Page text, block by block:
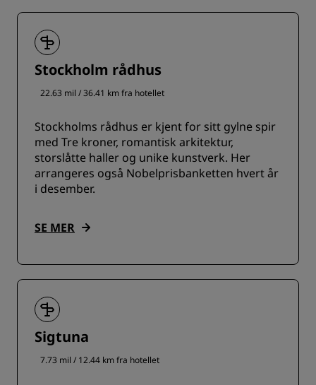
Stockholm rådhus
22.63 mil / 36.41 km fra hotellet
Stockholms rådhus er kjent for sitt gylne spir
med Tre kroner, romantisk arkitektur,
storslåtte haller og unike kunstverk. Her
arrangeres også Nobelprisbanketten hvert år
i desember.
SE MER
Sigtuna
7.73 mil / 12.44 km fra hotellet